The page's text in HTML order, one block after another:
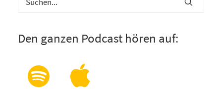
Den ganzen Podcast hören auf: